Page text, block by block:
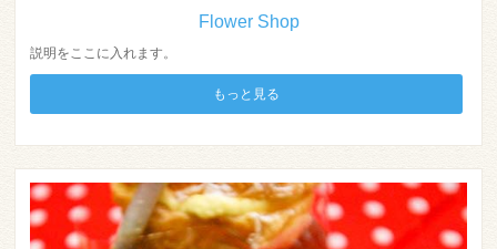
Flower Shop
説明をここに入れます。
もっと見る